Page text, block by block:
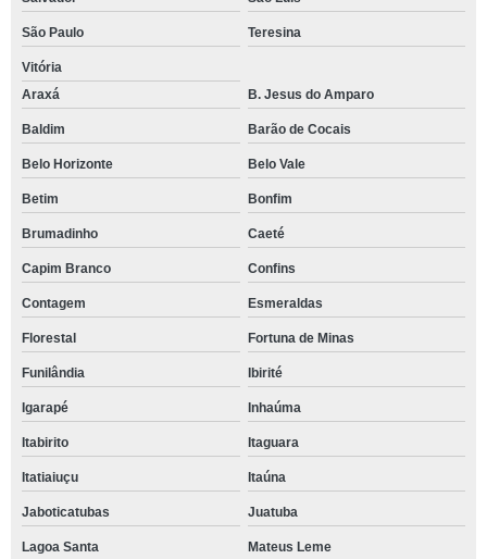
São Paulo Teresina
Vitória
Araxá
B. Jesus do Amparo
Baldim Barão de Cocais
Belo Horizonte Belo Vale
Betim Bonfim
Brumadinho Caeté
Capim Branco Confins
Contagem Esmeraldas
Florestal Fortuna de Minas
Funilândia Ibirité
Igarapé Inhaúma
Itabirito Itaguara
Itatiaiuçu Itaúna
Jaboticatubas Juatuba
Lagoa Santa Mateus Leme